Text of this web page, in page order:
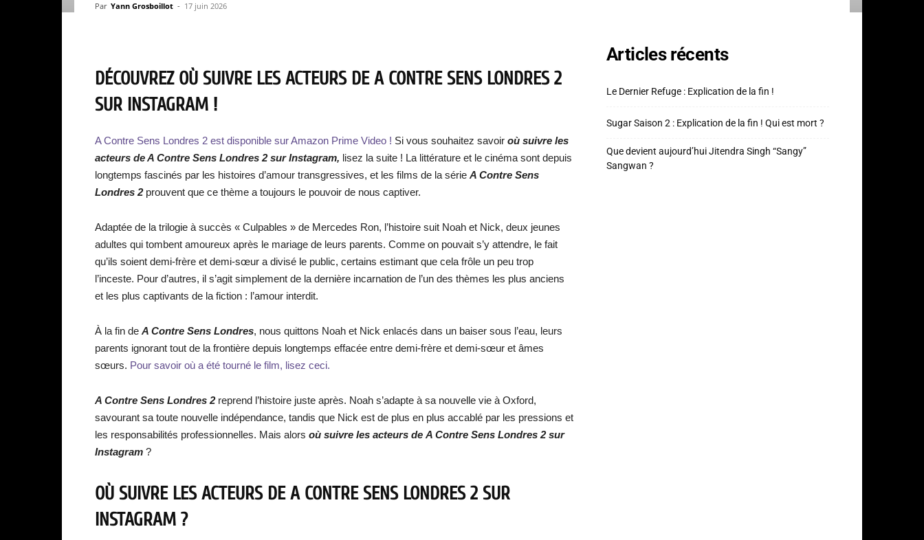
Par Yann Grosboillot - 17 juin 2026
DÉCOUVREZ OÙ SUIVRE LES ACTEURS DE A CONTRE SENS LONDRES 2
SUR INSTAGRAM !
A Contre Sens Londres 2 est disponible sur Amazon Prime Video ! Si vous souhaitez savoir où suivre les
acteurs deA Contre Sens Londres 2 sur Instagram, lisez la suite ! La littérature et le cinéma sont depuis
longtemps fascinés par les histoires d’amour transgressives, et les films de la série A Contre Sens
Londres 2prouvent que ce thème a toujours le pouvoir de nous captiver.
Adaptée de la trilogie à succès « Culpables » de Mercedes Ron, l’histoire suit Noah et Nick, deux jeunes
adultes qui tombent amoureux après le mariage de leurs parents. Comme on pouvait s’y attendre, le fait
qu’ils soient demi-frère et demi-sœur a divisé le public, certains estimant que cela frôle un peu trop
l’inceste. Pour d’autres, il s’agit simplement de la dernière incarnation de l’un des thèmes les plus anciens
et les plus captivants de la fiction : l’amour interdit.
À la fin de A Contre Sens Londres, nous quittons Noah et Nick enlacés dans un baiser sous l’eau, leurs
parents ignorant tout de la frontière depuis longtemps effacée entre demi-frère et demi-sœur et âmes
sœurs. Pour savoir où a été tourné le film, lisez ceci.
A Contre Sens Londres 2reprend l’histoire juste après. Noah s’adapte à sa nouvelle vie à Oxford,
savourant sa toute nouvelle indépendance, tandis que Nick est de plus en plus accablé par les pressions et
les responsabilités professionnelles. Mais alors où suivre les acteurs de A Contre Sens Londres 2 sur
Instagram ?
OÙ SUIVRE LES ACTEURS DE A CONTRE SENS LONDRES 2 SUR
INSTAGRAM ?
Articles récents
Le Dernier Refuge : Explication de la fin !
Sugar Saison 2 : Explication de la fin ! Qui est mort ?
Que devient aujourd’hui Jitendra Singh “Sangy”
Sangwan ?